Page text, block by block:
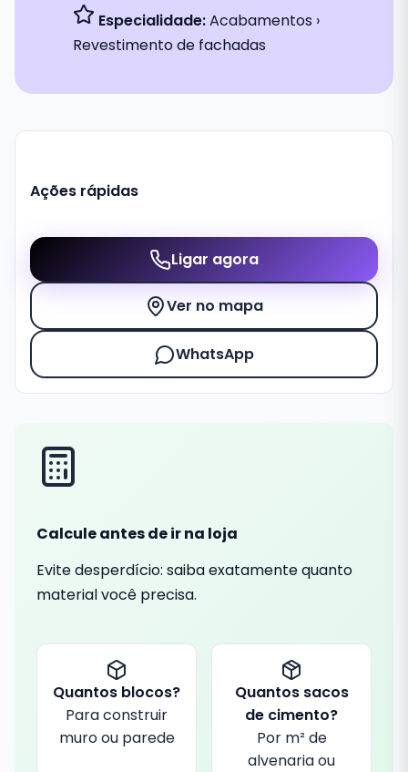
Especialidade:Acabamentos ›
Revestimento de fachadas
Ações rápidas
Ligar agora
Ver no mapa
WhatsApp
Calcule antes de ir na loja
Evite desperdício: saiba exatamente quanto
material você precisa.
Quantos blocos?
Para construir
muro ou parede
Quantos sacos
de cimento?
Por m² de
alvenaria ou